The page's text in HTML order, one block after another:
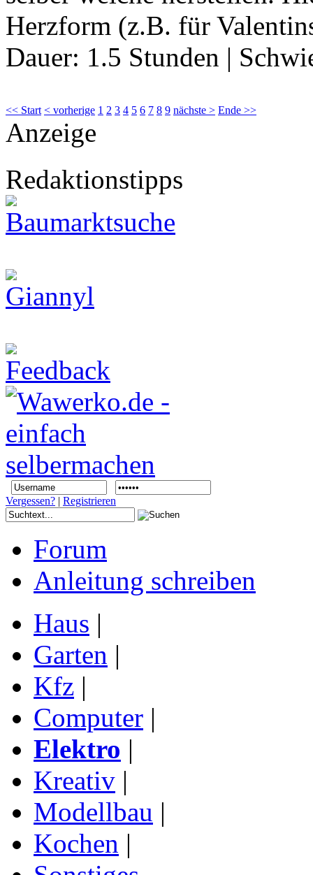
Herzform (z.B. für
Dauer: 1.5 Stunden |
<< Start < vorherige 1 2 3 4 5 6 7 8 9 nächste > Ende >>
Anzeige
Redaktionstipps
Vergessen? | Registrieren
Forum
Anleitung schreiben
Haus |
Garten |
Kfz |
Computer |
Elektro |
Kreativ |
Modellbau |
Kochen |